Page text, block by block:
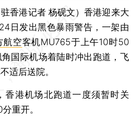
驻香港记者 杨砚文）香港迎来大
日发出黑色暴雨警告，一架由
航空客机MU765于上午10时50
国际机场着陆时冲出跑道，飞
适后送院。
港机场北跑道一度须暂时关
重开。